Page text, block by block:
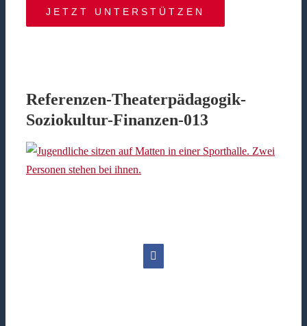
JETZT UNTERSTÜTZEN
Referenzen-Theaterpädagogik-
Soziokultur-Finanzen-013
Facebook